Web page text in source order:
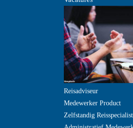
Reisadviseur
Medewerker Product
Zelfstandig Reisspecialist